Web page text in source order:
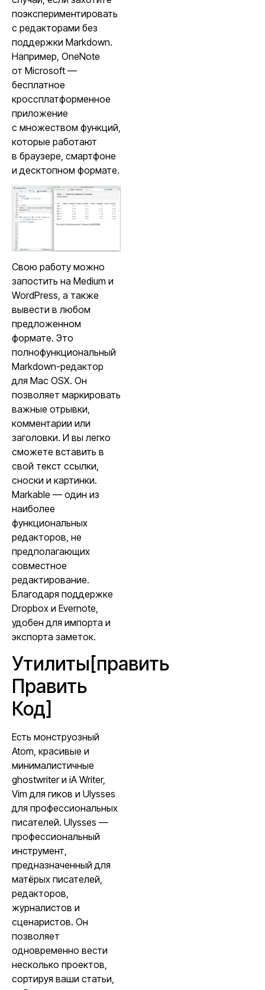
поэкспериментировать
с редакторами без
поддержки Markdown.
Например, OneNote
от Microsoft —
бесплатное
кроссплатформенное
приложение
с множеством функций,
которые работают
в браузере, смартфоне
и десктопном формате.
Свою работу можно
запостить на Medium и
WordPress, а также
вывести в любом
предложенном
формате. Это
полнофункциональный
Markdown-редактор
для Mac OSX. Он
позволяет маркировать
важные отрывки,
комментарии или
заголовки. И вы легко
сможете вставить в
свой текст ссылки,
сноски и картинки.
Markable — один из
наиболее
функциональных
редакторов, не
предполагающих
совместное
редактирование.
Благодаря поддержке
Dropbox и Evernote,
удобен для импорта и
экспорта заметок.
Утилиты[править
Править
Код]
Есть монструозный
Atom, красивые и
минималистичные
ghostwriter и iA Writer,
Vim для гиков и Ulysses
для профессиональных
писателей. Ulysses —
профессиональный
инструмент,
предназначенный для
матёрых писателей,
редакторов,
журналистов и
сценаристов. Он
позволяет
одновременно вести
несколько проектов,
сортируя ваши статьи,